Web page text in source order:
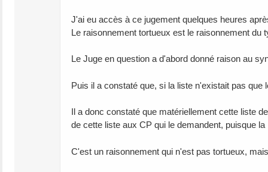
J'ai eu accès à ce jugement quelques heures
Le raisonnement tortueux est le raisonnement
Le Juge en question a d'abord donné raison au
Puis il a constaté que, si la liste n'existait pas
Il a donc constaté que matériellement cette liste
de cette liste aux CP qui le demandent, puisque
C'est un raisonnement qui n'est pas tortueux,